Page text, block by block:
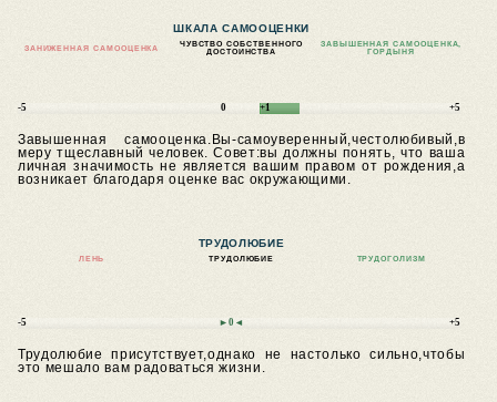
ШКАЛА САМООЦЕНКИ
ЗАНИЖЕННАЯ САМООЦЕНКА
ЧУВСТВО СОБСТВЕННОГО
ДОСТОИНСТВА
ЗАВЫШЕННАЯ САМООЦЕНКА,
ГОРДЫНЯ
-5 0 +1 +5
Завышенная самооценка.Вы-самоуверенный,честолюбивый,в
меру тщеславный человек.Совет:вы должны понять, что ваша
личная значимость не является вашим правом от рождения,а
возникает благодаря оценке вас окружающими.
ТРУДОЛЮБИЕ
ЛЕНЬ ТРУДОЛЮБИЕ ТРУДОГОЛИЗМ
-5 ►0◄ +5
Трудолюбие присутствует,однако не настолько сильно,чтобы
это мешало вам радоваться жизни.